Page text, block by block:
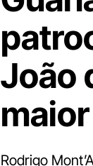
João
Rodrigo